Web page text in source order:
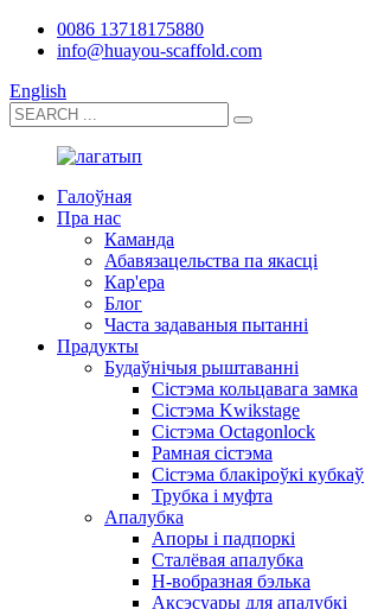
0086 13718175880
info@huayou-scaffold.com
English
Галоўная
Пра нас
Каманда
Абавязацельства па якасці
Кар'ера
Блог
Часта задаваныя пытанні
Прадукты
Будаўнічыя рыштаванні
Сістэма кольцавага замка
Сістэма Kwikstage
Сістэма Octagonlock
Рамная сістэма
Сістэма блакіроўкі кубкаў
Трубка і муфта
Апалубка
Апоры і падпоркі
Сталёвая апалубка
Н-вобразная бэлька
Аксэсуары для апалубкі